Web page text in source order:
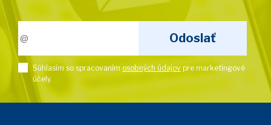
Súhlasím so spracovaním osobných údajov pre marketingové
účely.